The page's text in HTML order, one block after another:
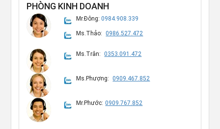
PHÒNG KINH DOANH
Mr.Đông:0984.908.339
Ms.Thảo: 0986.527.472
Ms.Trân: 0353.091.472
Ms.Phượng: 0909.467.852
Mr.Phước: 0909.767.852